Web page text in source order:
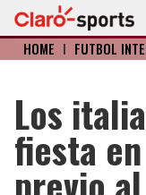
HOME I FÚTBOL
Los
fiesta